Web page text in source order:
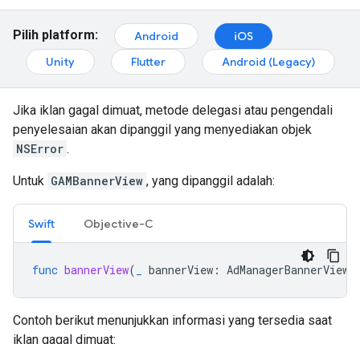
Pilih platform: Android
iOS
Unity
Flutter Android (Legacy)
Jika iklan gagal dimuat, metode delegasi atau pengendali
penyelesaian akan dipanggil yang menyediakan objek
NSError .
Untuk GAMBannerView , yang dipanggil adalah:
Swift Objective-C
func bannerView( bannerView : AdManagerBannerView
Contoh berikut menunjukkan informasi yang tersedia saat
iklan gagal dimuat: